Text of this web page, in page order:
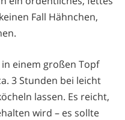
Fall Hähnchen,
einem großen Topf
3 Stunden bei leicht
lassen. Es reicht,
wird – es sollte